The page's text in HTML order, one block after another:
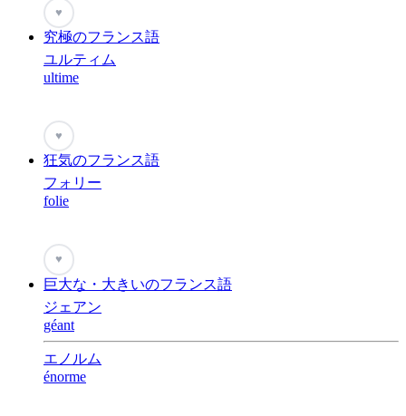
♥
究極のフランス語
ユルティム
ultime
♥
狂気のフランス語
フォリー
folie
♥
巨大な・大きいのフランス語
ジェアン
géant
エノルム
énorme